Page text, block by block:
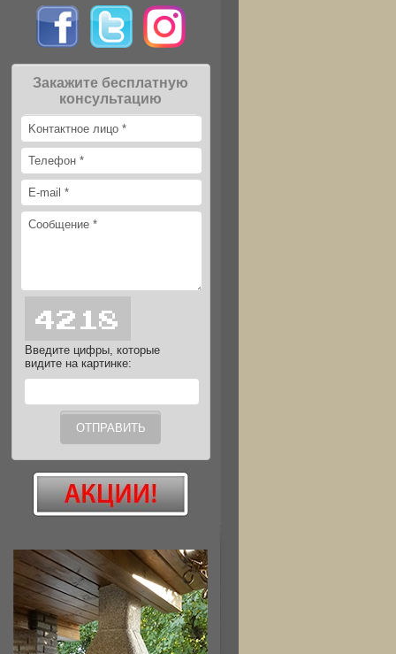
Закажите бесплатную
консультацию
Введите цифры, которые
видите на картинке: